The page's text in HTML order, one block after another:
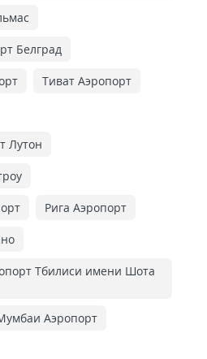
Белград
Тиват Аэропорт
Лутон
Рига Аэропорт
Тбилиси имени Шота
Аэропорт